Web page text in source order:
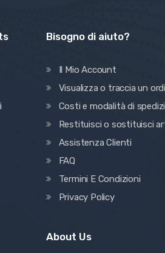
Bisogno di aiuto?
Il Mio Account
Visualizza o traccia un
Costi e modalità di
Restituisci o sostituisci
Assistenza Clienti
FAQ
Termini E Condizioni
Privacy Policy
About Us